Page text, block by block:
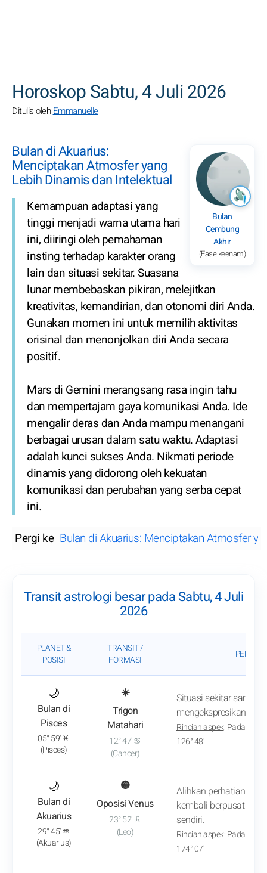
Horoskop Sabtu, 4 Juli 2026
Ditulis olehEmmanuelle
Bulan
Cembung
Akhir
(Fase keenam)
Bulan di Akuarius:
Menciptakan Atmosfer yang
Lebih Dinamis dan Intelektual
Kemampuan adaptasi yang
tinggi menjadi warna utama hari
ini, diiringi oleh pemahaman
insting terhadap karakter orang
lain dan situasi sekitar. Suasana
lunar membebaskan pikiran, melejitkan
kreativitas, kemandirian, dan otonomi diri Anda.
Gunakan momen ini untuk memilih aktivitas
orisinal dan menonjolkan diri Anda secara
positif.
Mars di Gemini merangsang rasa ingin tahu
dan mempertajam gaya komunikasi Anda. Ide
mengalir deras dan Anda mampu menangani
berbagai urusan dalam satu waktu. Adaptasi
adalah kunci sukses Anda. Nikmati periode
dinamis yang didorong oleh kekuatan
komunikasi dan perubahan yang serba cepat
ini.
Pergi ke Bulan di Akuarius: Menciptakan Atmosfer
Transit astrologi besar pada Sabtu, 4 Juli
2026
PLANET &
POSISI
TRANSIT /
FORMASI
🌙
Bulan di
Pisces
: Lihat analisis transit
05° 59' ♓
(Pisces)
☀️
Trigon
Matahari
12° 47' ♋
(Cancer)
Situasi sekitar sangat
mengekspresikan diri
Rincian aspek: Pada
126° 48'
🌙
Bulan di
Akuarius
: Lihat analisis transit
29° 45' ♒
(Akuarius)
🟡
Oposisi Venus
23° 52' ♌
(Leo)
Alihkan perhatian
kembali berpusat
sendiri.
Rincian aspek: Pada
174° 07'